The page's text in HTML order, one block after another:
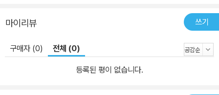
마이리뷰 쓰기
구매자 (0) 전체 (0)
등록된 평이 없습니다.